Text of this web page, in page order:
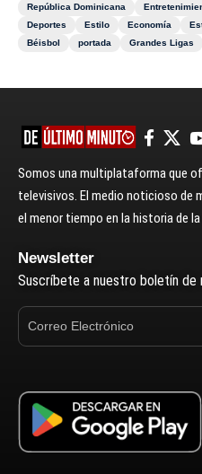
República Dominicana
Deportes
Estilo Economía
Béisbol
portada Grandes Ligas
Somos una multiplataforma que
televisivos. El medio noticioso de
el menor tiempo en la historia de
Newsletter
Suscríbete a nuestro boletín de